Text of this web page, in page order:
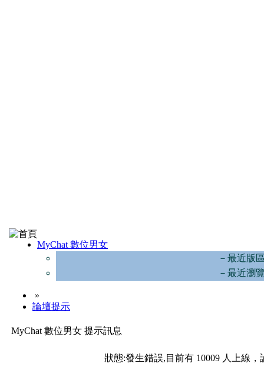
MyChat 數位男女
－最近版
－最近瀏
»
論壇提示
MyChat 數位男女 提示訊息
狀態:發生錯誤,目前有 10009 人上線